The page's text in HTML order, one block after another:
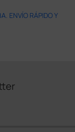
ENVÍO RÁPIDO Y